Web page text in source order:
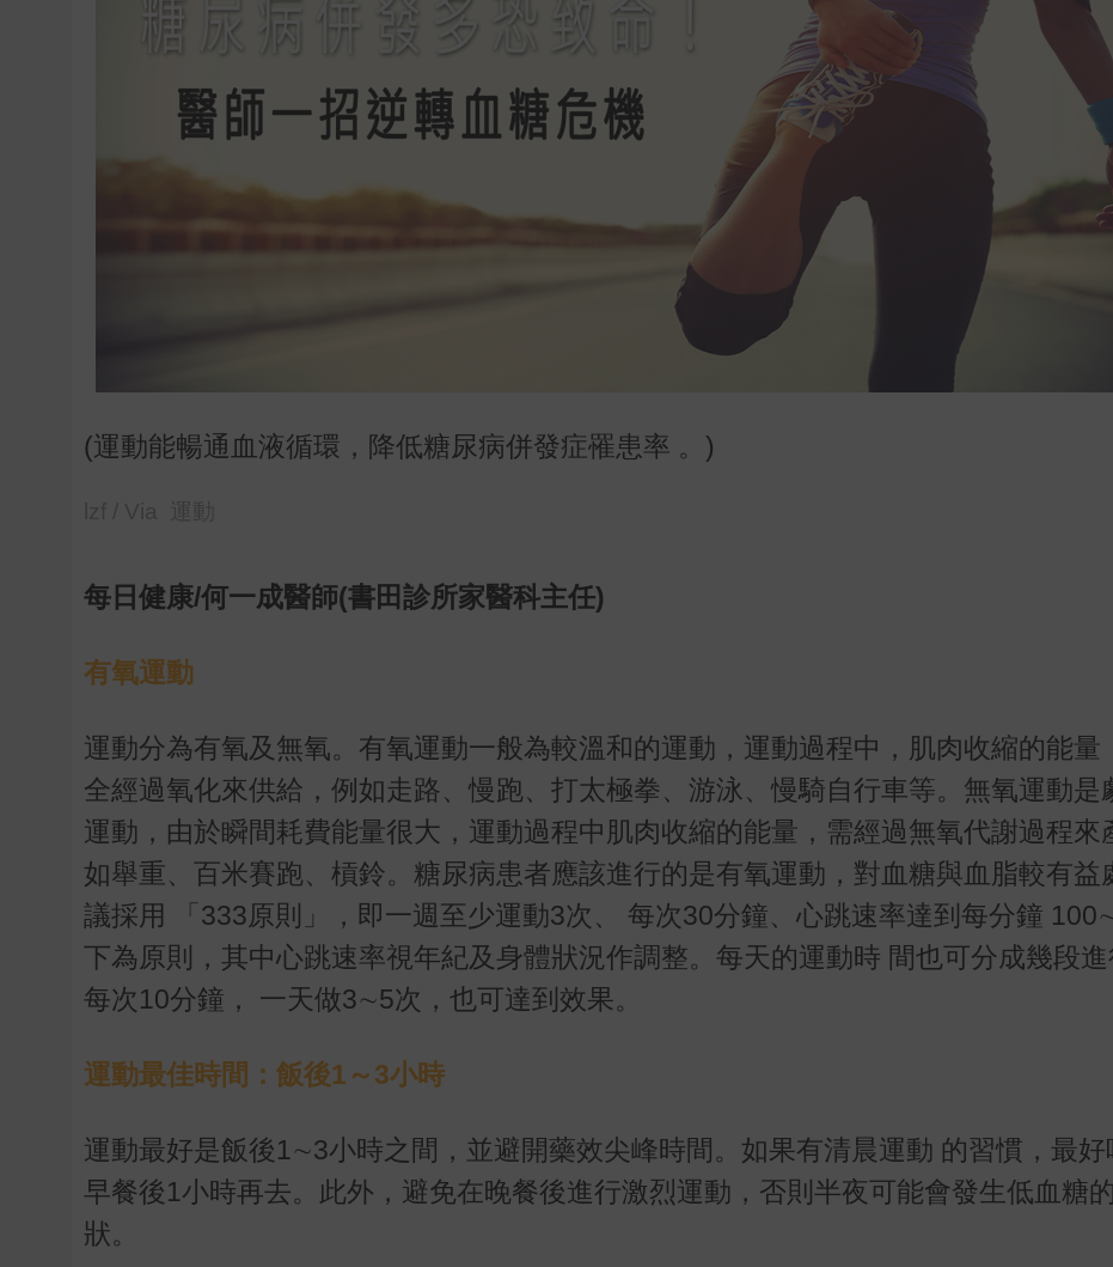
(運動能暢通血液循環，降低糖尿病併發症罹患率 。)
每日健康/何一成醫師(書田診所家醫科主任)
有氧運動
運動分為有氧及無氧。有氧運動一般為較溫和的運動，運動過程中，肌肉收縮的能量
全經過氧化來供給，例如走路、慢跑、打太極拳、游泳、慢騎自行車等。無氧運動是
運動，由於瞬間耗費能量很大，運動過程中肌肉收縮的能量，需經過無氧代謝過程來
如舉重、百米賽跑、槓鈴。糖尿病患者應該進行的是有氧運動，對血糖與血脂較有益
議採用 「333原則」，即一週至少運動3次、 每次30分鐘、心跳速率達到每分鐘
下為原則，其中心跳速率視年紀及身體狀況作調整。每天的運動時 間也可分成幾段進
每次10分鐘， 一天做3∼5次，也可達到效果。
運動最佳時間：飯後1～3小時
運動最好是飯後1∼3小時之間，並避開藥效尖峰時間。如果有清晨運動 的習慣，最好
早餐後1小時再去。此外，避免在晚餐後進行激烈運動，否則半夜可能會發生低血糖
狀。